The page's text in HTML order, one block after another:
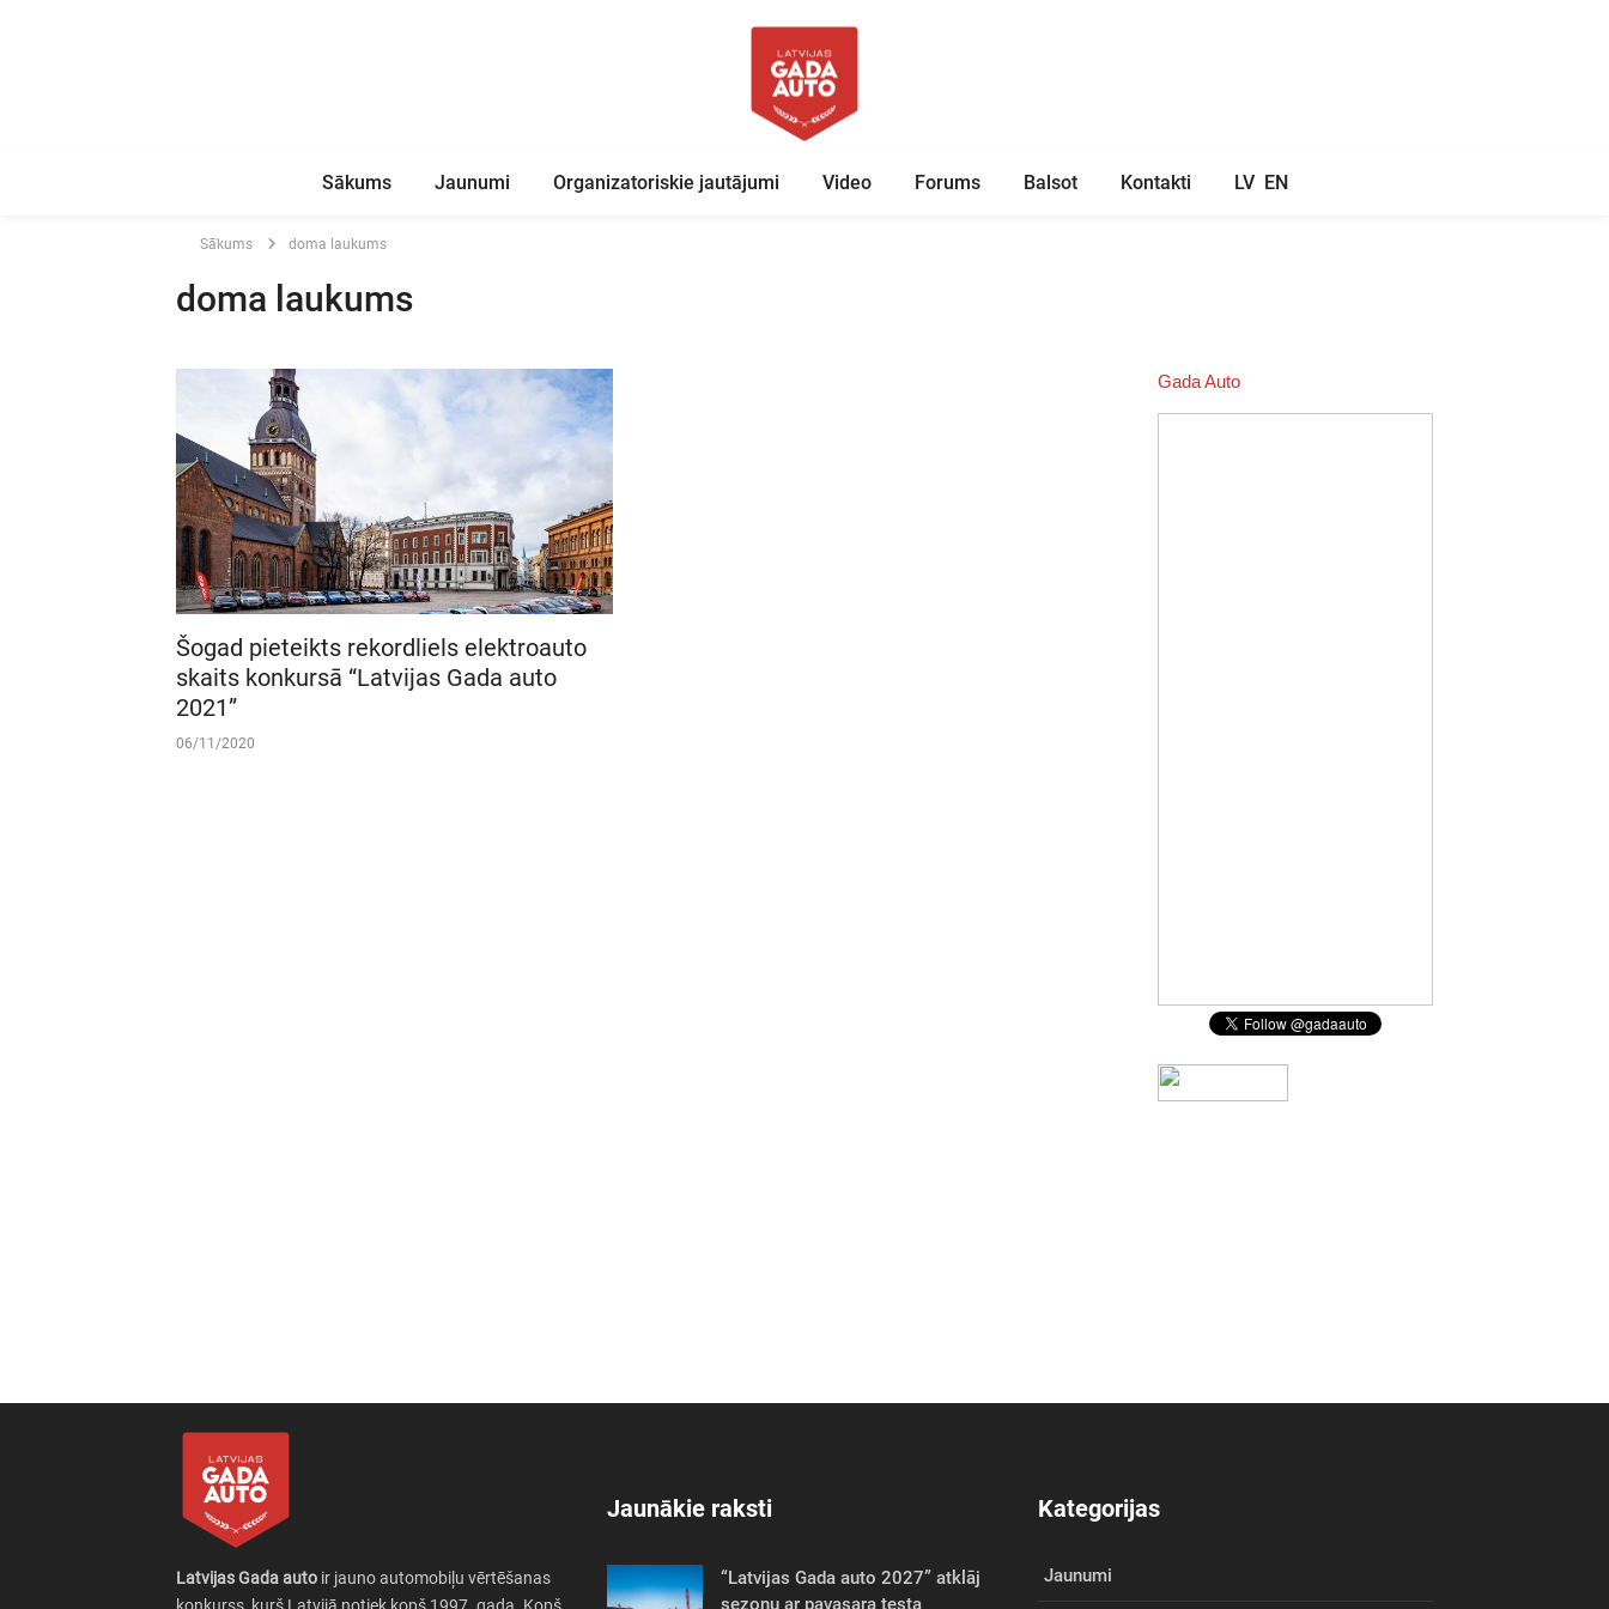
Sākums Jaunumi Organizatoriskie jautājumi Video Forums Balsot Kontakti LV EN
Sākums doma laukums
doma laukums
Šogad pieteikts rekordliels elektroauto
skaits konkursā “Latvijas Gada auto
2021”
06/11/2020
Gada Auto
Latvijas Gada auto ir jauno automobiļu vērtēšanas
Jaunākie raksti
“Latvijas Gada auto 2027” atklāj
sezonu ar pavasara testa
Kategorijas
Jaunumi